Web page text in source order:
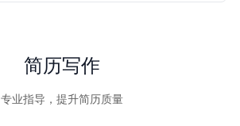
简历写作
专业指导，提升简历质量